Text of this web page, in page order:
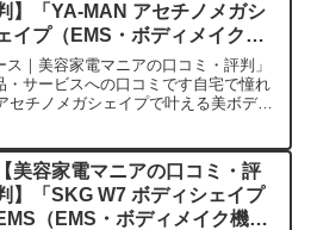
】「YA-MAN アセチノメガシ
イプ（EMS・ボディメイク機
）」を実際に使ってみた正直感
｜美容家電マニアの口コミ・評判」
サービスへの口コミです自宅で憧れ
チノメガシェイプで叶える美ボディ
【美容家電マニアの口コミ・評
】「SKG W7 ボディシェイプ
（EMS・ボディメイク機